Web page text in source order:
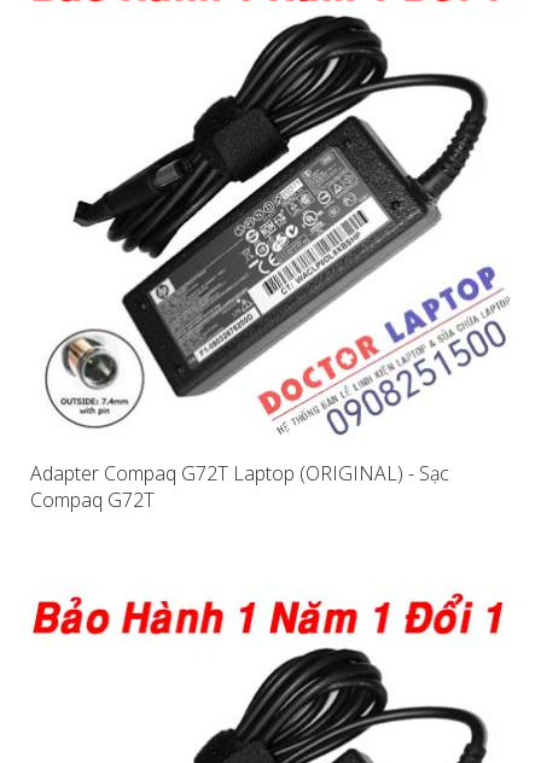
Adapter Compaq G72T Laptop (ORIGINAL) - Sạc
Compaq G72T